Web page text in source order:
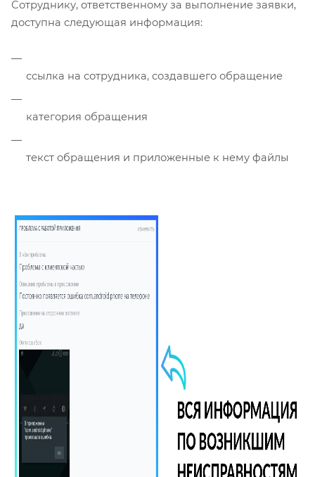
Сотруднику, ответственному за выполнение заявки,
доступна следующая информация:
ссылка на сотрудника, создавшего обращение
категория обращения
текст обращения и приложенные к нему файлы